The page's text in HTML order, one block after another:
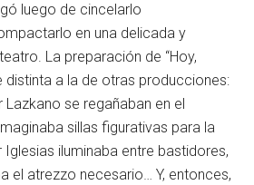
luego de cincelarlo
en una delicada y
La preparación de “Hoy,
distinta a la de otras producciones:
se regañaban en el
sillas figurativas para la
iluminaba entre bastidores,
el atrezzo necesario… Y, entonces,